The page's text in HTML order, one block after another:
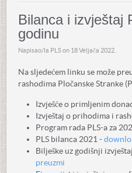
Bilanca i izvještaj
godinu
Napisao/la PLS on 18 Veljača 2022
Na sljedećem linku se može
rashodima Pločanske Stranke
Izvješće o primljenim
Izvještaj o prihodima i
Program rada PLS-a za
PLS bilanca 2021 -
Bilješke uz godišnji
preuzmi